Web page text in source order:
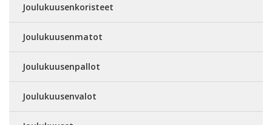
Joulukuusenkoristeet
Joulukuusenmatot
Joulukuusenpallot
Joulukuusenvalot